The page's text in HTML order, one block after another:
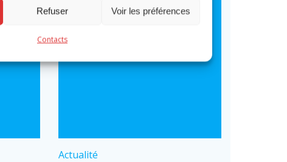
Refuser Voir les préférences
Contacts
Actualité